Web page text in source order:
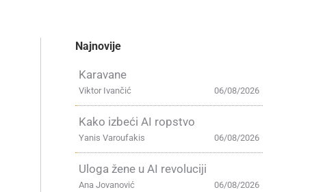
Najnovije
Karavane
06/08/2026
Viktor Ivančić
Kako izbeći AI ropstvo
06/08/2026
Yanis Varoufakis
Uloga žene u AI revoluciji
06/08/2026
Ana Jovanović